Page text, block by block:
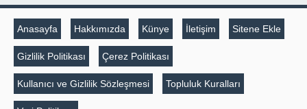
Anasayfa Hakkımızda Künye İletişim Sitene Ekle
Gizlilik Politikası Çerez Politikası
Kullanıcı ve Gizlilik Sözleşmesi Topluluk Kuralları